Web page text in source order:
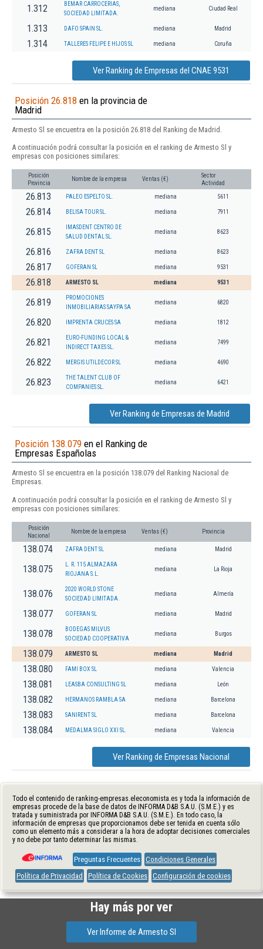
1.312
BEMAR CARROCERIAS,
SOCIEDAD LIMITADA.
mediana Ciudad Real
1.313 DAFO SPAIN SL. mediana Madrid
1.314 TALLERES FELIPE E HIJOS SL mediana Coruña
Ver Ranking de Empresas del CNAE 9531
Posición 26.818 en la provincia de
Madrid
Armesto Sl se encuentra en la posición 26.818 del Ranking de Madrid.
A continuación podrá consultar la posición en el ranking de Armesto Sl y
empresas con posiciones similares:
Posición
Provincia
Nombre de la empresa Ventas (€)
Sector
Actividad
26.813 PALEO ESPELTO SL. mediana 5611
26.814 BELISA TOUR SL. mediana 7911
26.815
IMASDENT CENTRO DE
SALUD DENTAL SL.
mediana 8623
26.816 ZAFRA DENT SL mediana 8623
26.817 GOFERAN SL mediana 9531
26.818 ARMESTO SL mediana 9531
26.819
PROMOCIONES
INMOBILIARIAS SAYPA SA
mediana 6820
26.820 IMPRENTA CRUCES SA mediana 1812
26.821
EURO-FUNDING LOCAL &
INDIRECT TAXES SL.
mediana 7499
26.822 MERGIS UTILDECOR SL mediana 4690
26.823
THE TALENT CLUB OF
COMPANIES SL.
mediana 6421
Ver Ranking de Empresas de Madrid
Posición 138.079 en el Ranking de
Empresas Españolas
Armesto Sl se encuentra en la posición 138.079 del Ranking Nacional de
Empresas.
A continuación podrá consultar la posición en el ranking de Armesto Sl y
empresas con posiciones similares:
Posición
Nacional
Nombre de la empresa Ventas (€) Provincia
138.074 ZAFRA DENT SL mediana Madrid
138.075
L. R. 115 ALMAZARA
RIOJANA S.L.
mediana La Rioja
138.076
2020 WORLD STONE
SOCIEDAD LIMITADA.
mediana Almería
138.077 GOFERAN SL mediana Madrid
138.078
BODEGAS MILVUS
SOCIEDAD COOPERATIVA
mediana Burgos
138.079 ARMESTO SL mediana Madrid
138.080 FAMI BOX SL mediana Valencia
138.081 LEASBA CONSULTING SL mediana León
138.082 HERMANOS RAMBLA SA mediana Barcelona
138.083 SANIRENT SL mediana Barcelona
138.084 MEDALMA SIGLO XXI SL. mediana Valencia
Ver Ranking de Empresas Nacional
Todo el contenido de ranking-empresas.eleconomista.es y toda la información de
empresas procede de la base de datos de INFORMA D&B S.A.U. (S.M.E.) y es
tratada y suministrada por INFORMA D&B S.A.U. (S.M.E.). En todo caso, la
información de empresas que proporcionamos debe ser tenida en cuenta sólo
como un elemento más a considerar a la hora de adoptar decisiones comerciales
y no debe por tanto determinar las mismas.
Preguntas Frecuentes Condiciones Generales
Política de Privacidad
Política de Cookies Configuración de cookies
Hay más por ver
Ver Informe de Armesto Sl